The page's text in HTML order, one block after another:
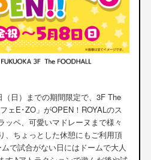
日）までの期間限定で、3F The
ェE･ZO」がOPEN！ROYALのス
ッペ、可愛いマドレーヌまで様々
、ちょっとした休憩にもご利用頂
で試合がない日にはドームで大人